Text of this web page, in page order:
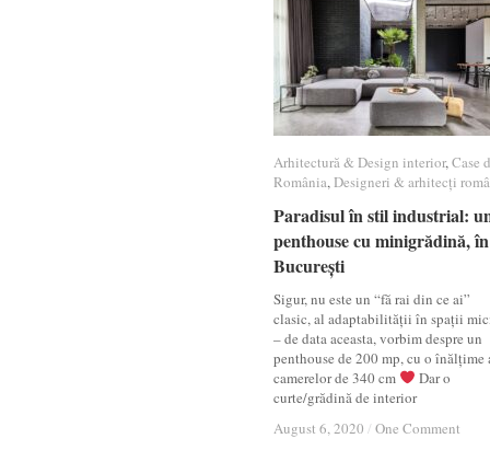
Arhitectură & Design interior,Case
România,Designeri & arhitecți
Paradisul în stil industrial:
penthouse cu minigrădină, în
București
Sigur, nu este un “fă rai din ce ai”
clasic, al adaptabilității în spații
– de data aceasta, vorbim despre un
penthouse de 200 mp, cu o înălțime
camerelor de 340 cm
Dar o
curte/grădină de interior
August 6, 2020 / One Comment
Arhitectură & Design interior Case
România Designeri & arhitecți
Paradisul în stil industrial:
penthouse cu minigrădină, în
București
August 6, 2020 / One Comment